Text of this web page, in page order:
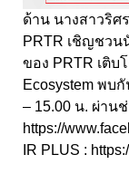
ด้าน นางสาวริศ
PRTR เชิญชวน
ของ PRTR เติ
Ecosystem พบ
– 15.00 น. ผ่าน
https://
IR PLUS :